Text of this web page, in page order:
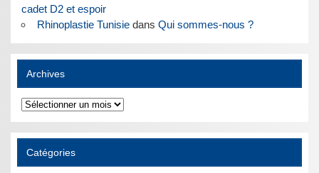
cadet D2 et espoir
Rhinoplastie Tunisiedans Qui sommes-nous ?
Archives
Archives
Catégories